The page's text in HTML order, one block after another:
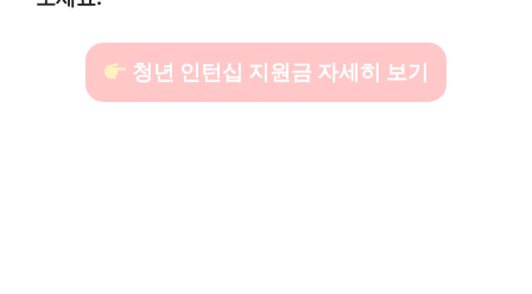
청년 인턴십 지원금 자세히 보기